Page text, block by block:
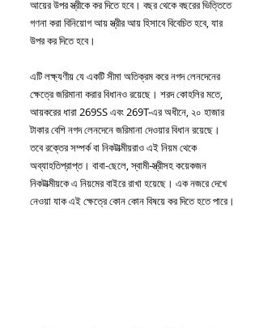
আয়ের উপর স্ত্রীকে কর দিতে হবে। বছর থেকে বছরের ভিত্তিতে
গণনা করা বিনিয়োগ আয় স্ত্রীর আয় হিসাবে বিবেচিত হবে, যার
উপর কর দিতে হবে।
এটি লক্ষ্যণীয় যে একটি সীমা অতিক্রম করে নগদ লেনদেনের
ক্ষেত্রে জরিমানা করার বিধানও রয়েছে। শরদ কোহলির মতে,
আয়করের ধারা 269SS এবং 269T-এর অধীনে, ২০ হাজার
টাকার বেশি নগদ লেনদেনে জরিমানা দেওয়ার বিধান রয়েছে।
তবে রক্তের সম্পর্ক বা নিকটাত্মীয়রাও এই নিয়ম থেকে
অব্যাহতিপ্রাপ্ত। বাবা-ছেলে, স্বামী-স্ত্রীসহ কয়েকজন
নিকটাত্মীয়কে এ নিয়মের বাইরে রাখা হয়েছে। এক নজরে দেখে
নেওয়া যাক এই ক্ষেত্রে কোন কোন বিষয়ে কর দিতে হতে পারে।